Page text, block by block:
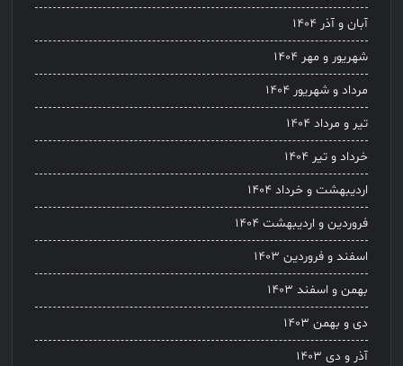
آبان و آذر ۱۴۰۴
شهریور و مهر ۱۴۰۴
مرداد و شهریور ۱۴۰۴
تیر و مرداد ۱۴۰۴
خرداد و تیر ۱۴۰۴
اردیبهشت و خرداد ۱۴۰۴
فروردین و اردیبهشت ۱۴۰۴
اسفند و فروردین ۱۴۰۳
بهمن و اسفند ۱۴۰۳
دی و بهمن ۱۴۰۳
آذر و دی ۱۴۰۳